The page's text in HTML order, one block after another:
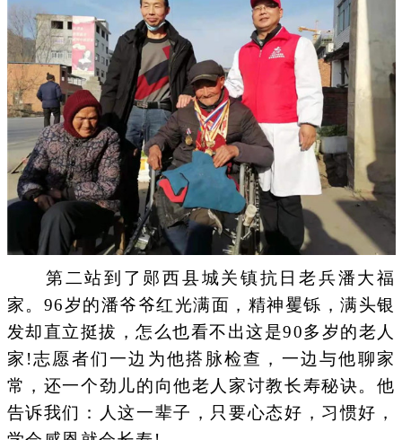
第二站到了郧西县城关镇抗日老兵潘大福
家。96岁的潘爷爷红光满面，精神矍铄，满头银
发却直立挺拔，怎么也看不出这是90多岁的老人
家!志愿者们一边为他搭脉检查，一边与他聊家
常，还一个劲儿的向他老人家讨教长寿秘诀。他
告诉我们：人这一辈子，只要心态好，习惯好，